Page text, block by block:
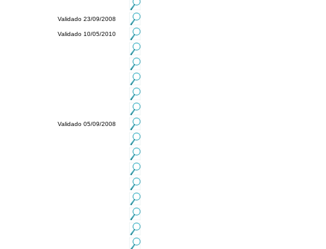
Validado 23/09/2008
Validado 10/05/2010
Validado 05/09/2008